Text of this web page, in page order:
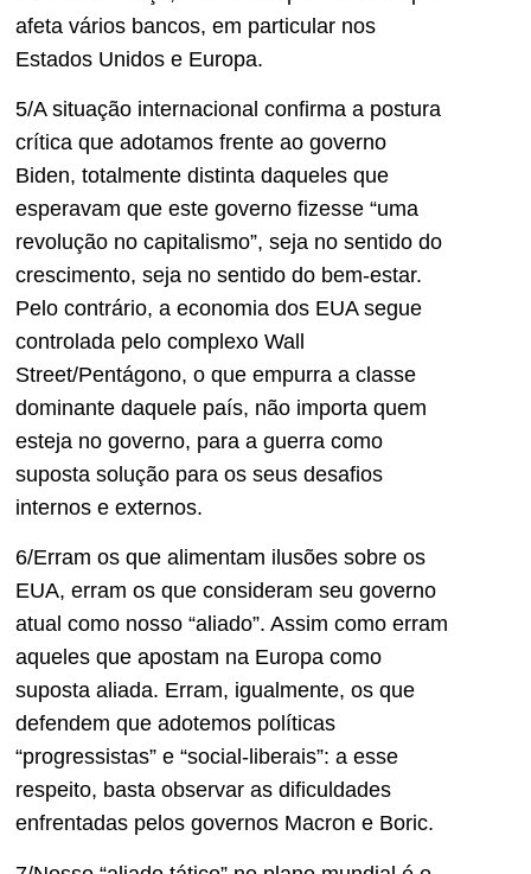
afeta vários bancos, em particular nos
Estados Unidos e Europa.
5/A situação internacional confirma a postura
crítica que adotamos frente ao governo
Biden, totalmente distinta daqueles que
esperavam que este governo fizesse “uma
revolução no capitalismo”, seja no sentido do
crescimento, seja no sentido do bem-estar.
Pelo contrário, a economia dos EUA segue
controlada pelo complexo Wall
Street/Pentágono, o que empurra a classe
dominante daquele país, não importa quem
esteja no governo, para a guerra como
suposta solução para os seus desafios
internos e externos.
6/Erram os que alimentam ilusões sobre os
EUA, erram os que consideram seu governo
atual como nosso “aliado”. Assim como erram
aqueles que apostam na Europa como
suposta aliada. Erram, igualmente, os que
defendem que adotemos políticas
“progressistas” e “social-liberais”: a esse
respeito, basta observar as dificuldades
enfrentadas pelos governos Macron e Boric.